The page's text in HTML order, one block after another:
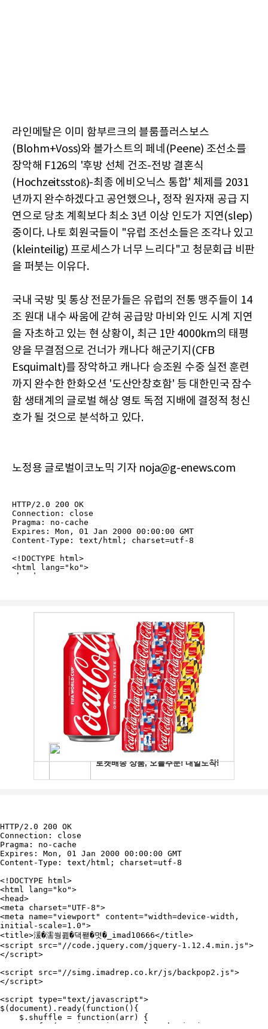
라인메탈은 이미 함부르크의 블룸플러스보스
(Blohm+Voss)와 볼가스트의 페네(Peene) 조선소를
장악해 F126의 '후방 선체 건조-전방 결혼식
(Hochzeitsstoß)-최종 에비오닉스 통합' 체제를 2031
년까지 완수하겠다고 공언했으나, 정작 원자재 공급 지
연으로 당초 계획보다 최소 3년 이상 인도가 지연(slep)
중이다. 나토 회원국들이 "유럽 조선소들은 조각나 있고
(kleinteilig) 프로세스가 너무 느리다"고 청문회급 비판
을 퍼붓는 이유다.
국내 국방 및 통상 전문가들은 유럽의 전통 맹주들이 14
조 원대 내수 싸움에 갇혀 공급망 마비와 인도 시계 지연
을 자초하고 있는 현 상황이, 최근 1만 4000km의 태평
양을 무결점으로 건너가 캐나다 해군기지(CFB
Esquimalt)를 장악하고 캐나다 승조원 수중 실전 훈련
까지 완수한 한화오션 '도산안창호함' 등 대한민국 잠수
함 생태계의 글로벌 해상 영토 독점 지배에 결정적 청신
호가 될 것으로 분석하고 있다.
노정용 글로벌이코노믹 기자 noja@g-enews.com